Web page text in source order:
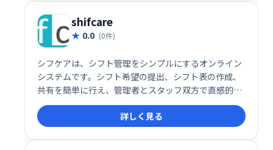
shifcare
0.0 (0件)
シフケアは、シフト管理をシンプルにするオンライン
システムです。シフト希望の提出、シフト表の作成、
共有を簡単に行え、管理者とスタッフ双方で直感的に
操作できます。月額一人30円という低価格で、難しい
設定も不要です。今すぐ、スムーズなシフト管理を始
めましょう！
詳しく見る